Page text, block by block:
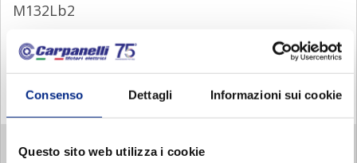
Consenso Dettagli Informazioni sui cookie
Questo sito web utilizza i cookie
M132Lb2
M160Sa2
M160Sb2
M160La2